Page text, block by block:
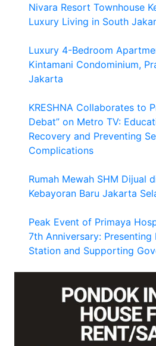
IMPLIKASINYA
DALAM
KEHIDUPAN
HARI
Nivara Resort Townhouse
Luxury Living in South
Luxury 4-Bedroom
Kintamani Condominium,
Jakarta
KRESHNA Collaborates to
Debat” on Metro TV:
Recovery and Preventing
Complications
Rumah Mewah SHM Dijual
Kebayoran Baru Jakarta
Peak Event of Primaya
7th Anniversary: Presenting
Station and Supporting